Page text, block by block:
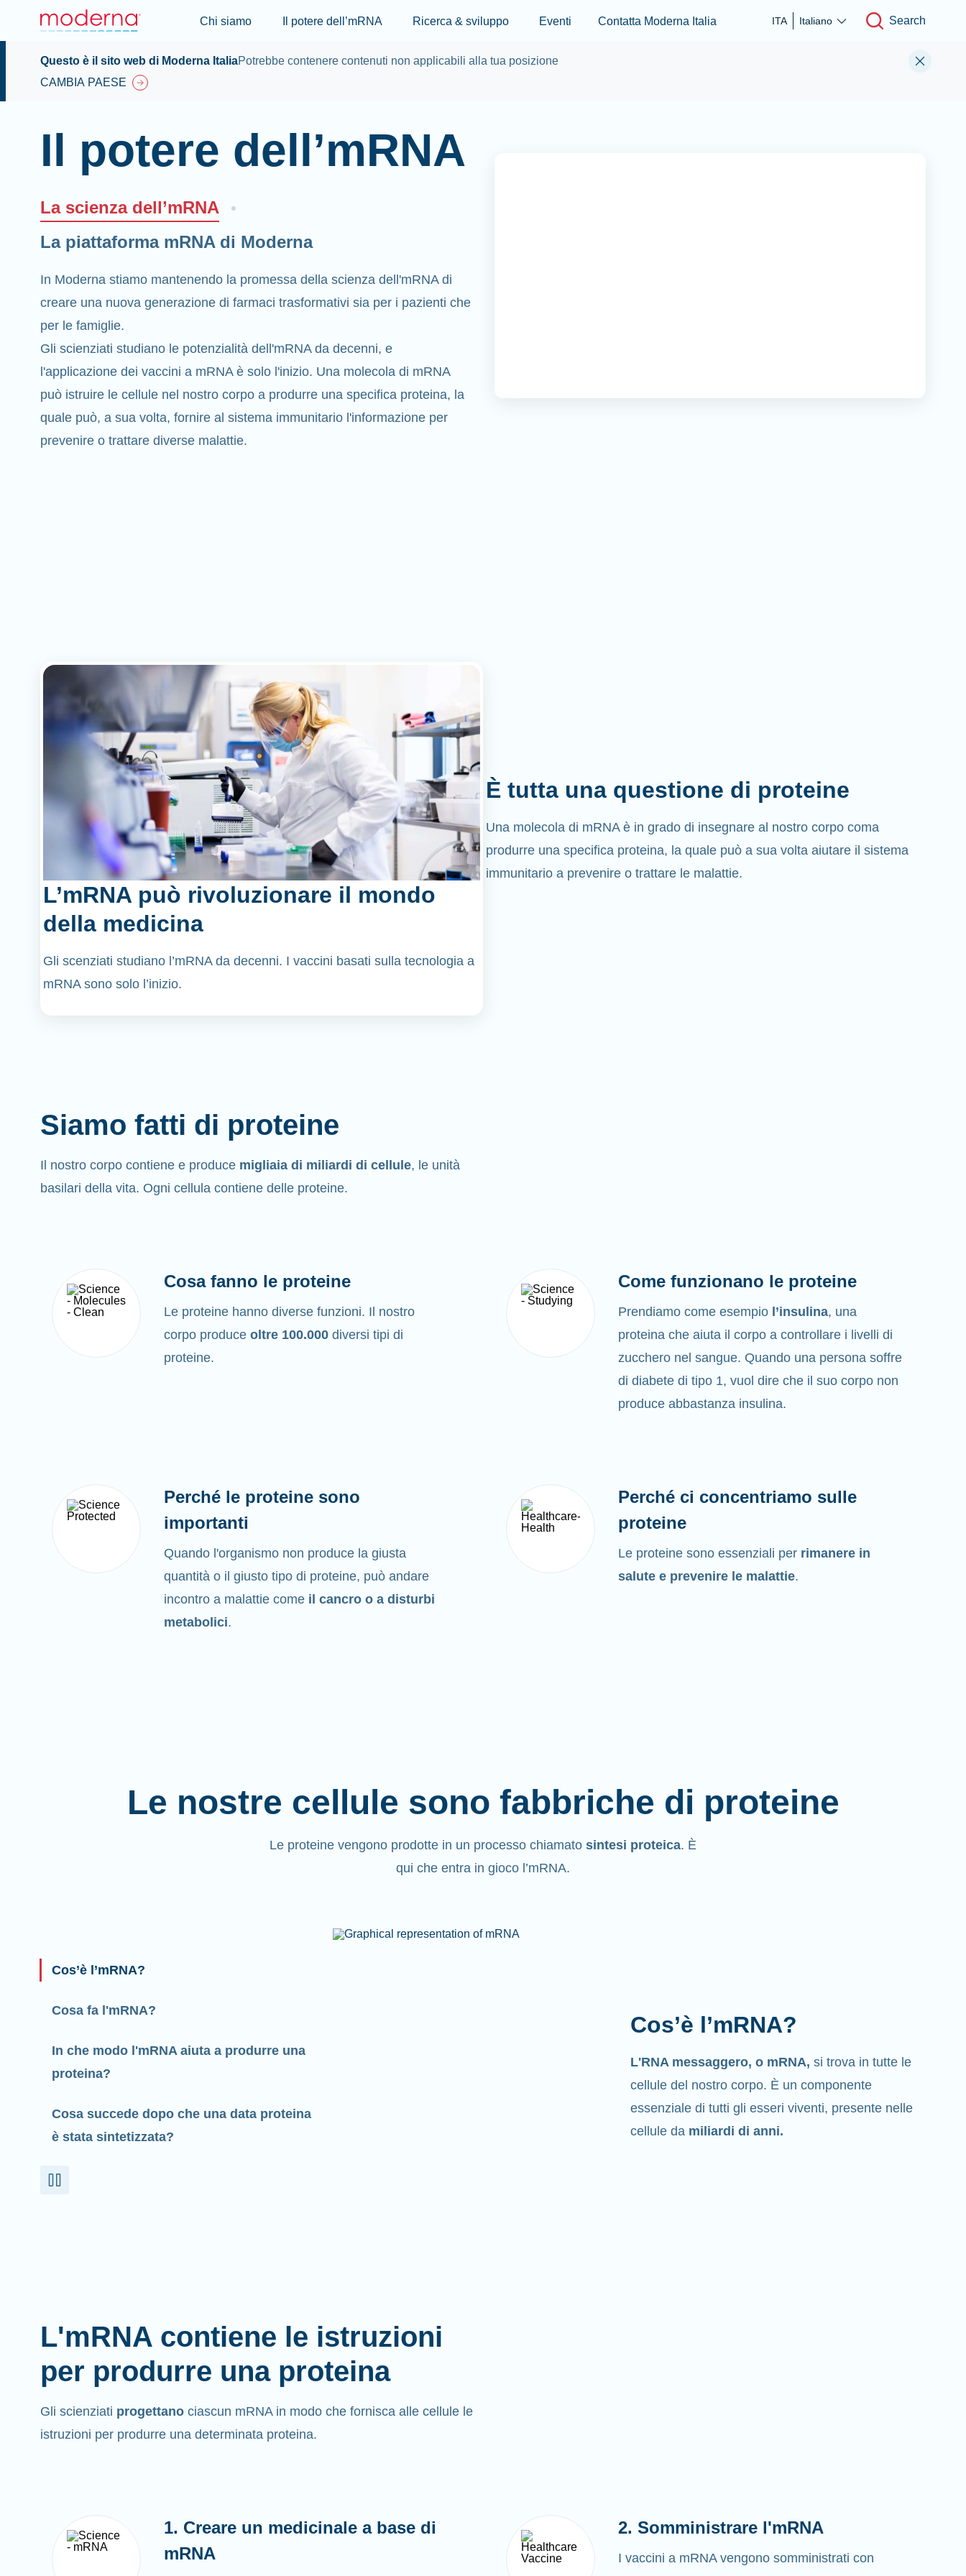
Skip to main content
Chi siamo Il potere dell’mRNA Ricerca & sviluppo Eventi Contatta Moderna Italia ITA Italiano Search
Questo è il sito web di Moderna ItaliaPotrebbe contenere contenuti non applicabili alla tua posizione
CAMBIA PAESE
Il potere dell’mRNA
La scienza dell’mRNA
La piattaforma mRNA di Moderna
In Moderna stiamo mantenendo la promessa della scienza dell'mRNA di
creare una nuova generazione di farmaci trasformativi sia per i pazienti che
per le famiglie.
Gli scienziati studiano le potenzialità dell'mRNA da decenni, e
l'applicazione dei vaccini a mRNA è solo l'inizio. Una molecola di mRNA
può istruire le cellule nel nostro corpo a produrre una specifica proteina, la
quale può, a sua volta, fornire al sistema immunitario l'informazione per
prevenire o trattarediverse malattie.
L’mRNA può rivoluzionare il mondo
della medicina
Gli scenziati studiano l’mRNA da decenni. I vaccini basati sulla tecnologia a
mRNA sono solo l’inizio.
È tutta una questione di proteine
Una molecola di mRNA è in grado di insegnare al nostro corpo coma
produrre una specifica proteina, la quale può a sua volta aiutare il sistema
immunitario a prevenire o trattare le malattie.
Siamo fatti di proteine
Il nostro corpo contiene e produce migliaia di miliardi di cellule, le unità
basilari della vita. Ogni cellula contiene delle proteine.
Cosa fanno le proteine
Le proteine hanno diverse funzioni. Il nostro
corpo produce oltre 100.000 diversi tipi di
proteine.
Come funzionano le proteine
Prendiamo come esempio l’insulina, una
proteina che aiuta il corpo a controllare i livelli di
zucchero nel sangue. Quando una persona soffre
di diabete di tipo 1, vuol dire che il suo corpo non
produce abbastanza insulina.
Perché le proteine sono
importanti
Quando l'organismo non produce la giusta
quantità o il giusto tipo di proteine, può andare
incontro a malattie come il cancro o a disturbi
metabolici.
Perché ci concentriamo sulle
proteine
Le proteine sono essenziali per rimanere in
salute e prevenire le malattie.
Le nostre cellule sono fabbriche di proteine
Le proteine vengono prodotte in un processo chiamato sintesi proteica. È
qui che entra in gioco l’mRNA.
Cos’è l’mRNA?
Cosa fa l'mRNA?
In che modo l'mRNA aiuta a produrre una
proteina?
Cosa succede dopo che una data proteina
è stata sintetizzata?
Cos’è l’mRNA?
L'RNA messaggero, o mRNA, si trova in tutte le
cellule del nostro corpo. È un componente
essenziale di tutti gli esseri viventi, presente nelle
cellule da miliardi di anni.
L'mRNA contiene le istruzioni
per produrre una proteina
Gli scienziati progettano ciascun mRNA in modo che fornisca alle cellule le
istruzioni per produrre una determinata proteina.
1. Creare un medicinale a base di
mRNA
2. Somministrare l'mRNA
I vaccini a mRNA vengono somministrati con